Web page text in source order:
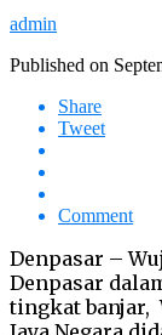
admin
Published on
Share
Tweet
Comment
Denpasar –
Denpasar
tingkat banjar,